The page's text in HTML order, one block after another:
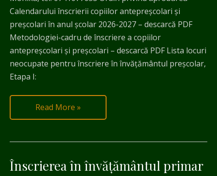
Calendarului înscrierii copiilor antepreșcolari și
preșcolari în anul școlar 2026-2027 – descarcă PDF
Metodologiei-cadru de înscriere a copiilor
antepreşcolari şi preşcolari – descarcă PDF Lista locuri
neocupate pentru înscriere în învățământul preșcolar,
Etapa I:
Read More »
Înscrierea în învățământul primar
Înscrierea